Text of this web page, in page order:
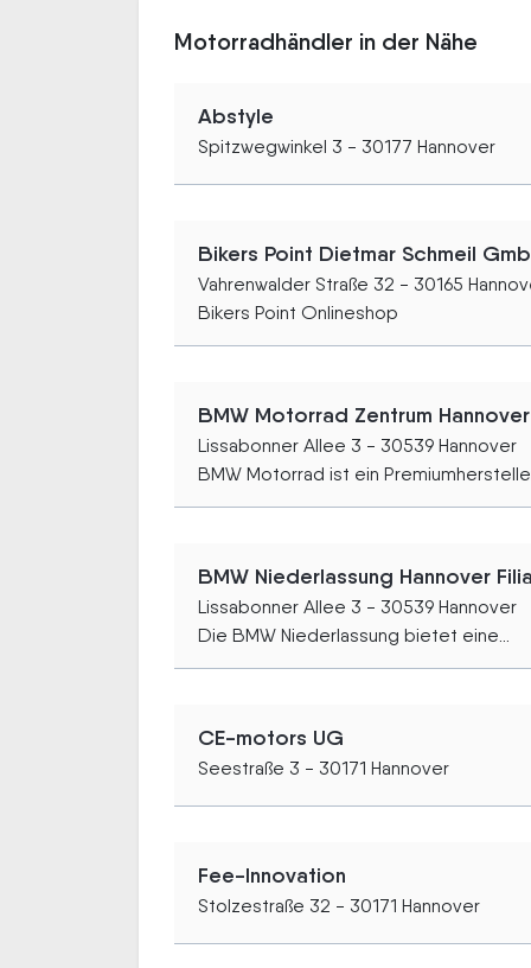
Motorradhändler in der Nähe
Abstyle
Spitzwegwinkel 3 - 30177 Hannover
Bikers Point Dietmar Schmeil
Vahrenwalder Straße 32 - 30165
Bikers Point Onlineshop
BMW Motorrad Zentrum Hannover
Lissabonner Allee 3 - 30539 Hannover
BMW Motorrad ist ein
BMW Niederlassung Hannover
Lissabonner Allee 3 - 30539 Hannover
Die BMW Niederlassung bietet eine...
CE-motors UG
Seestraße 3 - 30171 Hannover
Fee-Innovation
Stolzestraße 32 - 30171 Hannover